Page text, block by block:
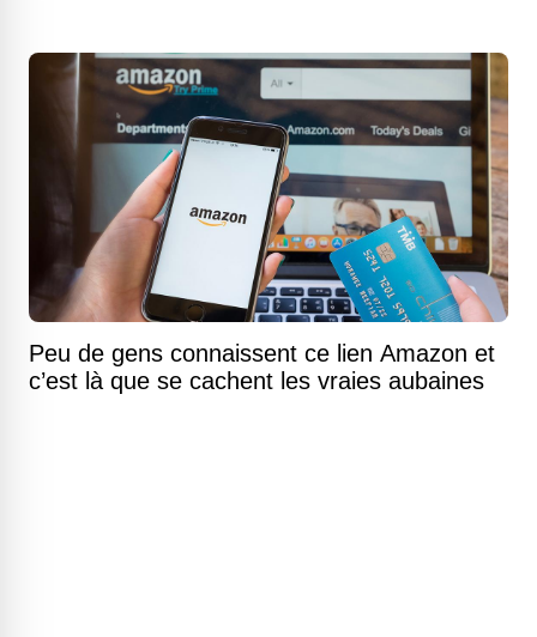
Peu de gens connaissent ce lien Amazon et
c’est là que se cachent les vraies aubaines